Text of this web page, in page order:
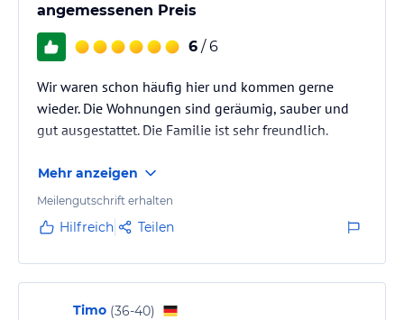
angemessenen Preis
6 / 6
Wir waren schon häufig hier und kommen gerne
wieder. Die Wohnungen sind geräumig, sauber und
gut ausgestattet. Die Familie ist sehr freundlich.
Mehr anzeigen
Meilengutschrift erhalten
Hilfreich Teilen
Timo (36-40)